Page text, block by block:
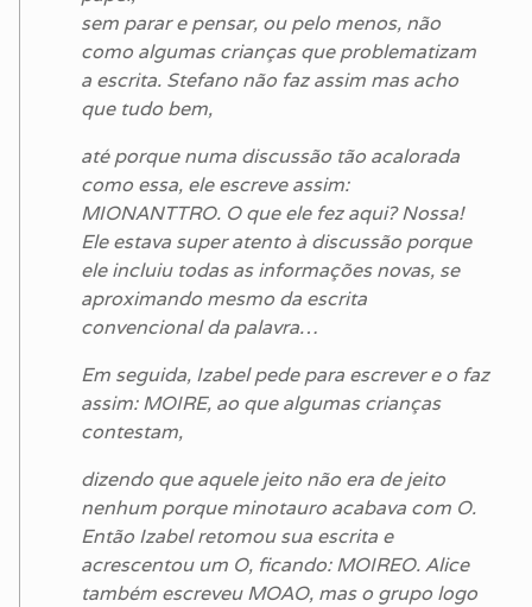
sem parar e pensar, ou pelo menos, não
como algumas crianças que problematizam
a escrita. Stefano não faz assim mas acho
que tudo bem,
até porque numa discussão tão acalorada
como essa, ele escreve assim:
MIONANTTRO. O que ele fez aqui? Nossa!
Ele estava super atento à discussão porque
ele incluiu todas as informações novas, se
aproximando mesmo da escrita
convencional da palavra…
Em seguida, Izabel pede para escrever e o faz
assim: MOIRE, ao que algumas crianças
contestam,
dizendo que aquele jeito não era de jeito
nenhum porque minotauro acabava com O.
Então Izabel retomou sua escrita e
acrescentou um O, ficando: MOIREO. Alice
também escreveu MOAO, mas o grupo logo